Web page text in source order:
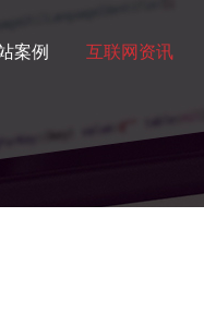
案例 互联网资讯